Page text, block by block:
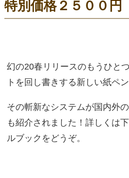
特別価格２５００円
幻の20春リリースのもうひと
トを回し書きする新しい紙ペ
その斬新なシステムが国内外
も紹介されました！詳しくは
ルブックをどうぞ。